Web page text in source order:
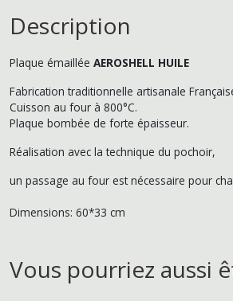
Description
Plaque émaillée AEROSHELL HUILE
Fabrication traditionnelle artisanale
Cuisson au four à 800°C.
Plaque bombée de forte épaisseur.
Réalisation avec la technique du pochoir,
un passage au four est nécessaire pour
Dimensions: 60*33 cm
Vous pourriez aussi